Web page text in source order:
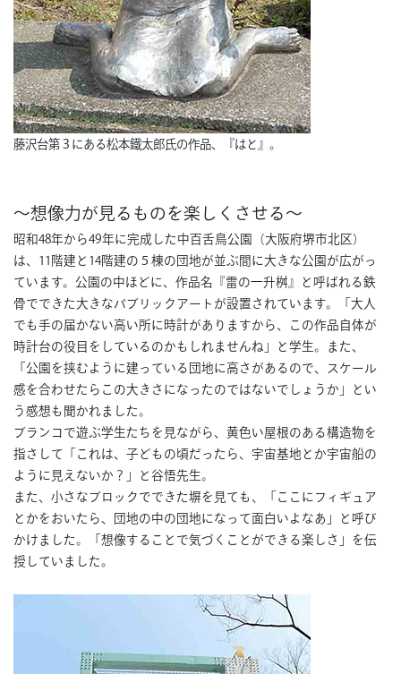
藤沢台第３にある松本鐵太郎氏の作品、『はと』。
～想像力が見るものを楽しくさせる～
昭和48年から49年に完成した中百舌鳥公園（大阪府堺市北区）
は、11階建と14階建の５棟の団地が並ぶ間に大きな公園が広がっ
ています。公園の中ほどに、作品名『雷の一升桝』と呼ばれる鉄
骨でできた大きなパブリックアートが設置されています。「大人
でも手の届かない高い所に時計がありますから、この作品自体が
時計台の役目をしているのかもしれませんね」と学生。また、
「公園を挟むように建っている団地に高さがあるので、スケール
感を合わせたらこの大きさになったのではないでしょうか」とい
う感想も聞かれました。
ブランコで遊ぶ学生たちを見ながら、黄色い屋根のある構造物を
指さして「これは、子どもの頃だったら、宇宙基地とか宇宙船の
ように見えないか？」と谷悟先生。
また、小さなブロックでできた塀を見ても、「ここにフィギュア
とかをおいたら、団地の中の団地になって面白いよなあ」と呼び
かけました。「想像することで気づくことができる楽しさ」を伝
授していました。